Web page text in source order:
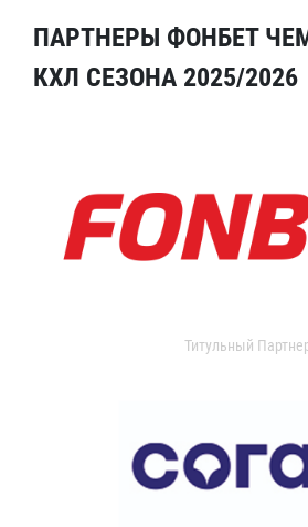
ПАРТНЕРЫ ФОНБЕТ
КХЛ СЕЗОНА 2025/2026
Титульный